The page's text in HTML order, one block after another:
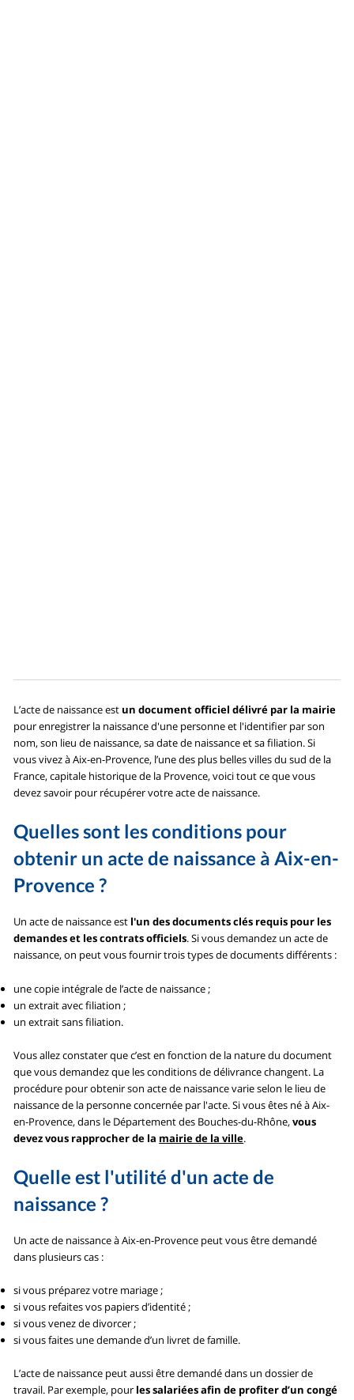
L’acte de naissance est un document officiel délivré par la mairie
pour enregistrer la naissance d'une personne et l'identifier par son
nom, son lieu de naissance, sa date de naissance et sa filiation. Si
vous vivez à Aix-en-Provence, l’une des plus belles villes du sud de la
France, capitale historique de la Provence, voici tout ce que vous
devez savoir pour récupérer votre acte de naissance.
Quelles sont les conditions pour
obtenir un acte de naissance à Aix-en-
Provence ?
Un acte de naissance est l'un des documents clés requis pour les
demandes et les contrats officiels. Si vous demandez un acte de
naissance, on peut vous fournir trois types de documents différents :
une copie intégrale de l’acte de naissance ;
un extrait avec filiation ;
un extrait sans filiation.
Vous allez constater que c’est en fonction de la nature du document
que vous demandez que les conditions de délivrance changent. La
procédure pour obtenir son acte de naissance varie selon le lieu de
naissance de la personne concernée par l'acte. Si vous êtes né à Aix-
en-Provence, dans le Département des Bouches-du-Rhône,vous
devez vous rapprocher de la mairie de la ville.
Quelle est l'utilité d'un acte de
naissance ?
Un acte de naissance à Aix-en-Provence peut vous être demandé
dans plusieurs cas :
si vous préparez votre mariage ;
si vous refaites vos papiers d’identité ;
si vous venez de divorcer ;
si vous faites une demande d’un livret de famille.
L’acte de naissance peut aussi être demandé dans un dossier de
travail. Par exemple, pour les salariées afin de profiter d’un congé